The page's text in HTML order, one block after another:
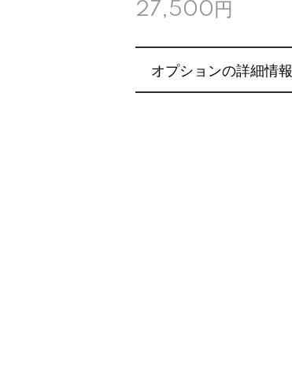
27,500円
オプションの詳細情報